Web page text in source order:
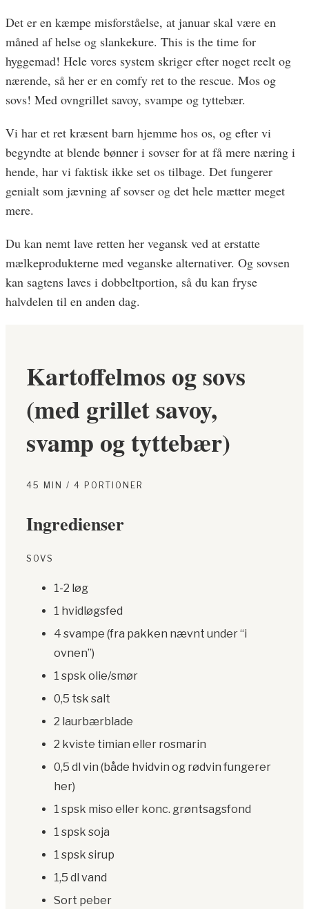
Det er en kæmpe misforståelse, at januar skal være en
måned af helse og slankekure. This is the time for
hyggemad! Hele vores system skriger efter noget reelt og
nærende, så her er en comfy ret to the rescue. Mos og
sovs! Med ovngrillet savoy, svampe og tyttebær.
Vi har et ret kræsent barn hjemme hos os, og efter vi
begyndte at blende bønner i sovser for at få mere næring i
hende, har vi faktisk ikke set os tilbage. Det fungerer
genialt som jævning af sovser og det hele mætter meget
mere.
Du kan nemt lave retten her vegansk ved at erstatte
mælkeprodukterne med veganske alternativer. Og sovsen
kan sagtens laves i dobbeltportion, så du kan fryse
halvdelen til en anden dag.
Kartoffelmos og sovs
(med grillet savoy,
svamp og tyttebær)
45 MIN / 4 PORTIONER
Ingredienser
SOVS
1-2 løg
1 hvidløgsfed
4 svampe (fra pakken nævnt under “i
ovnen”)
1 spsk olie/smør
0,5 tsk salt
2 laurbærblade
2 kviste timian eller rosmarin
0,5 dl vin (både hvidvin og rødvin fungerer
her)
1 spsk miso eller konc. grøntsagsfond
1 spsk soja
1 spsk sirup
1,5 dl vand
Sort peber